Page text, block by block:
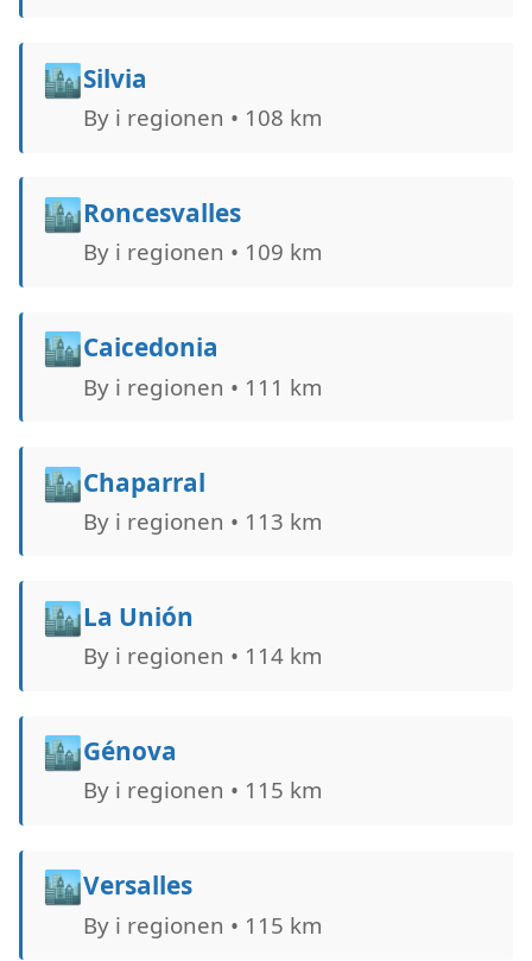
🏙️Silvia
By i regionen • 108 km
🏙️Roncesvalles
By i regionen • 109 km
🏙️Caicedonia
By i regionen • 111 km
🏙️Chaparral
By i regionen • 113 km
🏙️La Unión
By i regionen • 114 km
🏙️Génova
By i regionen • 115 km
🏙️Versalles
By i regionen • 115 km